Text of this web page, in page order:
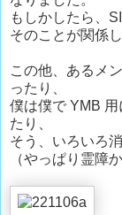
もしかしたら、
そのことが関係
この他、あるメ
ったり、
僕は僕で YMB
たり、
そう、いろいろ
（やっぱり霊障